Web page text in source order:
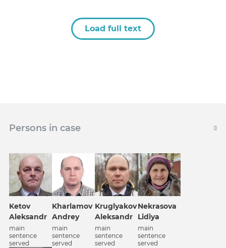
Load full text
Persons in case
Ketov
Aleksandr
main
sentence
served
Kharlamov
Andrey
main
sentence
served
Kruglyakov
Aleksandr
main
sentence
served
Nekrasova
Lidiya
main
sentence
served